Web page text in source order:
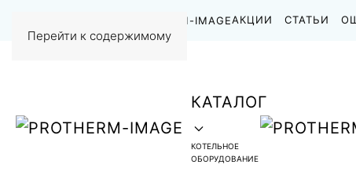
Перейти к содержимому
АКЦИИ СТАТЬИ
КАТАЛОГ
КОТЕЛЬНОЕ
ОБОРУДОВАНИЕ